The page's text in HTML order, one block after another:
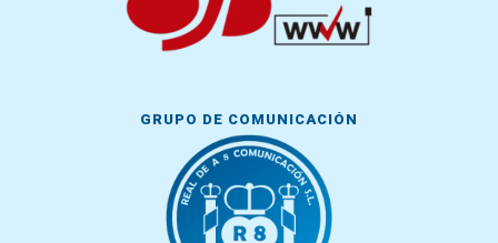
GRUPO DE COMUNICACIÓN